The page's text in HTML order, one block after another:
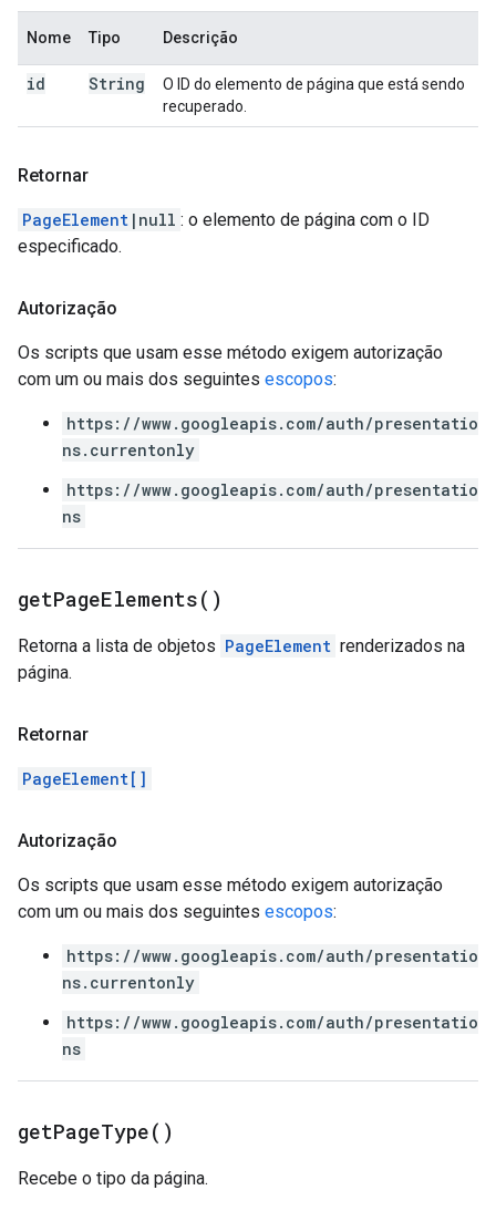
Nome Tipo Descrição
id String
O ID do elemento de página que está sendo
recuperado.
Retornar
PageElement |null : o elemento de página com o ID
especificado.
Autorização
Os scripts que usam esse método exigem autorização
com um ou mais dos seguintes escopos:
https://www.googleapis.com/auth/presentatio
ns.currentonly
https://www.googleapis.com/auth/presentatio
ns
getPageElements( )
Retorna a lista de objetos PageElement renderizados na
página.
Retornar
PageElement[]
Autorização
Os scripts que usam esse método exigem autorização
com um ou mais dos seguintes escopos:
https://www.googleapis.com/auth/presentatio
ns.currentonly
https://www.googleapis.com/auth/presentatio
ns
getPageType( )
Recebe o tipo da página.